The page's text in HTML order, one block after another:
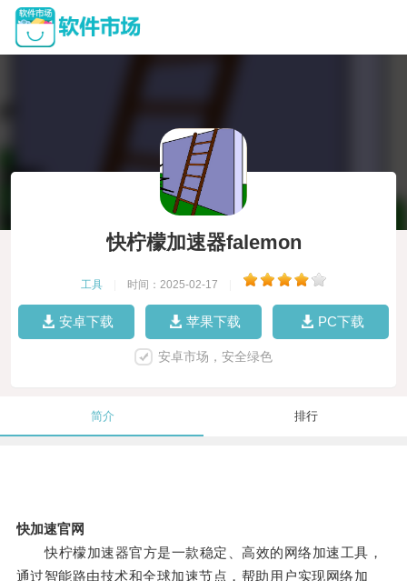
快柠檬加速器falemon
工具 时间：2025-02-17
安卓下载 苹果下载 PC下载
安卓市场，安全绿色
简介 排行
快加速官网
快柠檬加速器官方是一款稳定、高效的网络加速工具，
通过智能路由技术和全球加速节点，帮助用户实现网络加